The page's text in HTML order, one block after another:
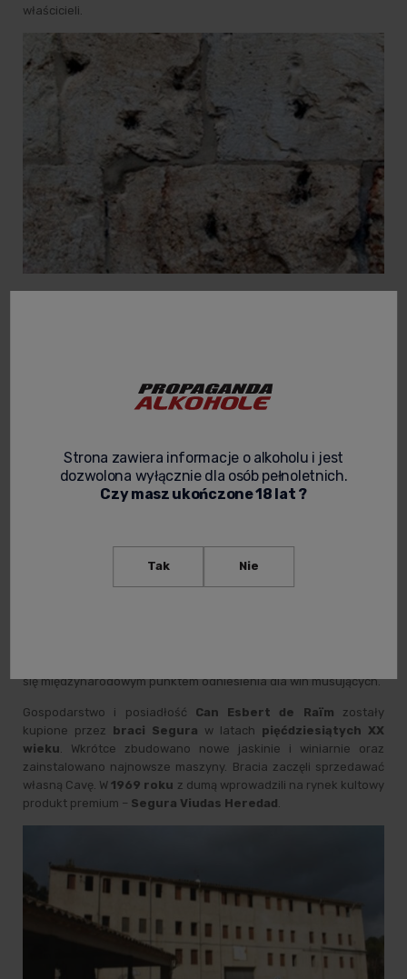
właścicieli.
w bitwach wieżę w rodzinną
posiadłość
gospodarstwo wiejskie. Na terenie posiadłości
się międzynarodowym punktem odniesienia dla win musujących.
Gospodarstwo i posiadłość Can Esbert de Raïm zostały
kupione przez braci Segura w latach pięćdziesiątych XX
wieku. Wkrótce zbudowano nowe jaskinie i winiarnie oraz
zainstalowano najnowsze maszyny. Bracia zaczęli sprzedawać
własną Cavę. W1969 roku z dumą wprowadzili na rynek kultowy
produkt premium – Segura Viudas Heredad.
Strona zawiera informacje o alkoholu i jest
dozwolona wyłącznie dla osób pełnoletnich.
Czy masz ukończone 18 lat ?
Tak Nie